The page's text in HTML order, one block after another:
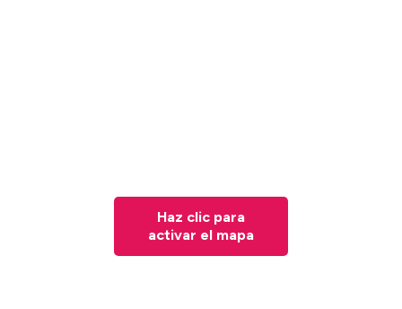
Haz clic para
activar el mapa